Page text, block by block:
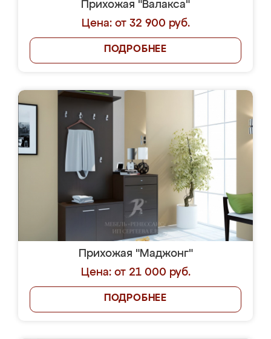
Прихожая "Валакса"
Цена: от 32 900 руб.
ПОДРОБНЕЕ
Прихожая "Маджонг"
Цена: от 21 000 руб.
ПОДРОБНЕЕ